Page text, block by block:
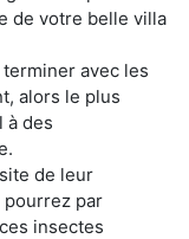
de votre belle villa
avec les
alors le plus
à des
de leur
par
insectes